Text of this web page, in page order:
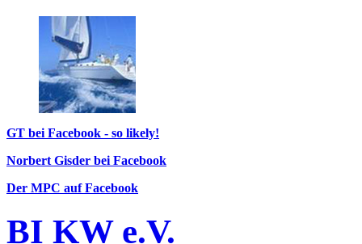
GT bei Facebook - so likely!
Norbert Gisder bei Facebook
Der MPC auf Facebook
BI KW e.V.